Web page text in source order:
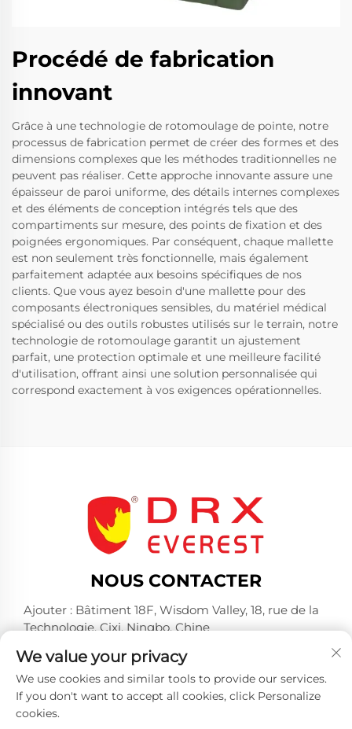
Procédé de fabrication
innovant
Grâce à une technologie de rotomoulage de pointe, notre
processus de fabrication permet de créer des formes et des
dimensions complexes que les méthodes traditionnelles ne
peuvent pas réaliser. Cette approche innovante assure une
épaisseur de paroi uniforme, des détails internes complexes
et des éléments de conception intégrés tels que des
compartiments sur mesure, des points de fixation et des
poignées ergonomiques. Par conséquent, chaque mallette
est non seulement très fonctionnelle, mais également
parfaitement adaptée aux besoins spécifiques de nos
clients. Que vous ayez besoin d'une mallette pour des
composants électroniques sensibles, du matériel médical
spécialisé ou des outils robustes utilisés sur le terrain, notre
technologie de rotomoulage garantit un ajustement
parfait, une protection optimale et une meilleure facilité
d'utilisation, offrant ainsi une solution personnalisée qui
correspond exactement à vos exigences opérationnelles.
NOUS CONTACTER
Ajouter : Bâtiment 18F, Wisdom Valley, 18, rue de la
Technologie, Cixi, Ningbo, Chine
Tél. : +86-574-23660321
E-mail :[email protected]
We value your privacy
We use cookies and similar tools to provide our services.
If you don't want to accept all cookies, click Personalize
cookies.